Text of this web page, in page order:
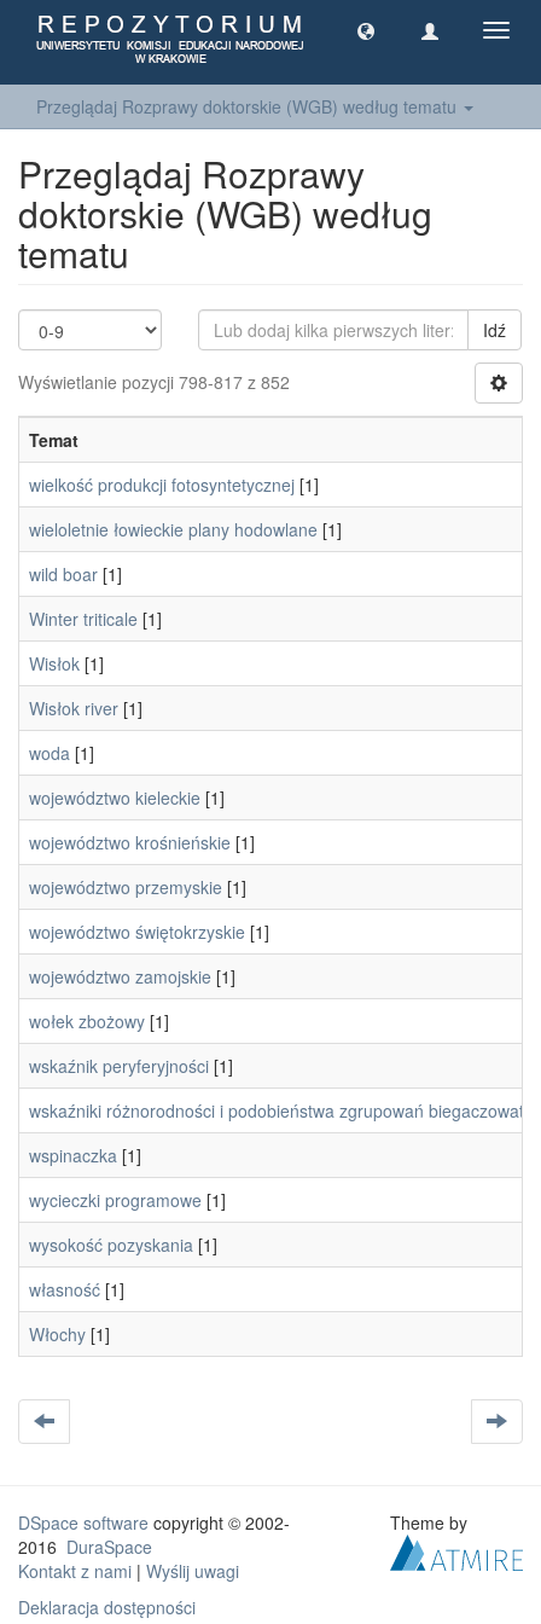
Przeglądaj Rozprawy doktorskie (WGB) według tematu
Przeglądaj Rozprawy
doktorskie (WGB) według
tematu
Idź
Wyświetlanie pozycji 798-817 z 852
Temat
wielkość produkcji fotosyntetycznej [1]
wieloletnie łowieckie plany hodowlane [1]
wild boar [1]
Winter triticale [1]
Wisłok [1]
Wisłok river [1]
woda [1]
województwo kieleckie [1]
województwo krośnieńskie [1]
województwo przemyskie [1]
województwo świętokrzyskie [1]
województwo zamojskie [1]
wołek zbożowy [1]
wskaźnik peryferyjności [1]
wskaźniki różnorodności i podobieństwa zgrupowań
wspinaczka [1]
wycieczki programowe [1]
wysokość pozyskania [1]
własność [1]
Włochy [1]
DSpace software copyright © 2002-
2016 DuraSpace
Kontakt z nami | Wyślij uwagi
Deklaracja dostępności
Theme by